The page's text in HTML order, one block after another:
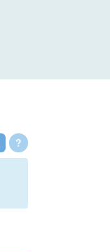
?